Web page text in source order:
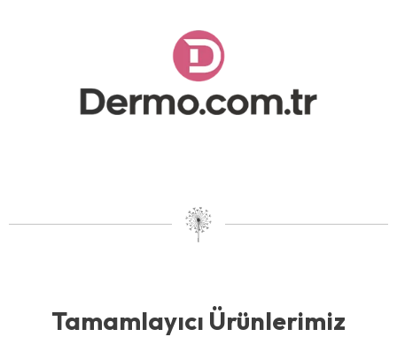
Tamamlayıcı Ürünlerimiz